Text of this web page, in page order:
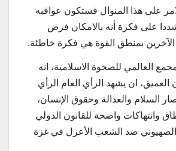
على هذا المنوال فستكون عواقبه
على فكرة أنه بالامكان فرض
الآخرين بمنطق القوة هي فكرة خاطئة.
العالمي للصحوة الاسلامية، انه
ان يشهد الرأي العام الرأي
السلام والعدالة وحقوق الإنسان،
وانتهاكات واضحة للقانون الدولي
ضد الشعب الأعزل في غزة